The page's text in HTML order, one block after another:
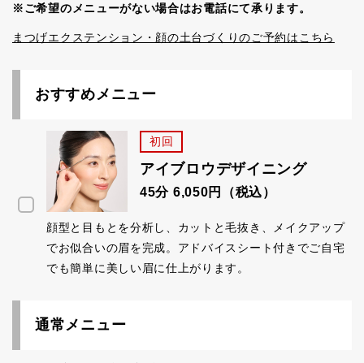
※ご希望のメニューがない場合はお電話にて承ります。
まつげエクステンション・顔の土台づくりのご予約はこちら
おすすめメニュー
初回
アイブロウデザイニング
45分 6,050円（税込）
顔型と目もとを分析し、カットと毛抜き、メイクアップ
でお似合いの眉を完成。アドバイスシート付きでご自宅
でも簡単に美しい眉に仕上がります。
通常メニュー